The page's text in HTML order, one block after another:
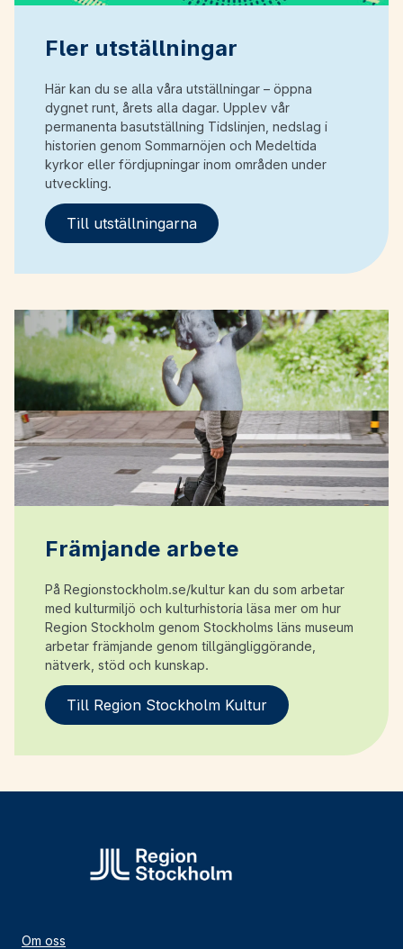
Fler utställningar
Här kan du se alla våra utställningar – öppna
dygnet runt, årets alla dagar. Upplev vår
permanenta basutställning Tidslinjen, nedslag i
historien genom Sommarnöjen och Medeltida
kyrkor eller fördjupningar inom områden under
utveckling.
Till utställningarna
Främjande arbete
På Regionstockholm.se/kultur kan du som arbetar
med kulturmiljö och kulturhistoria läsa mer om hur
Region Stockholm genom Stockholms läns museum
arbetar främjande genom tillgängliggörande,
nätverk, stöd och kunskap.
Till Region Stockholm Kultur
Om oss